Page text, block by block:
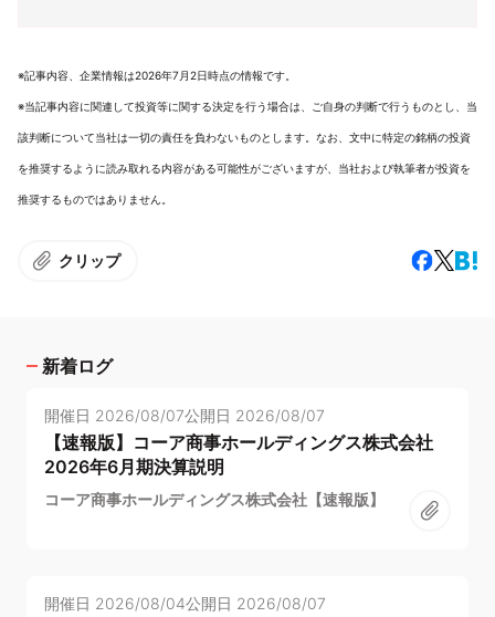
※記事内容、企業情報は2026年7月2日時点の情報です。
※当記事内容に関連して投資等に関する決定を行う場合は、ご自身の判断で行うものとし、当
該判断について当社は一切の責任を負わないものとします。なお、文中に特定の銘柄の投資
を推奨するように読み取れる内容がある可能性がございますが、当社および執筆者が投資を
推奨するものではありません。
クリップ
新着ログ
開催日 2026/08/07公開日 2026/08/07
【速報版】コーア商事ホールディングス株式会社
2026年6月期決算説明
コーア商事ホールディングス株式会社【速報版】
開催日 2026/08/04公開日 2026/08/07